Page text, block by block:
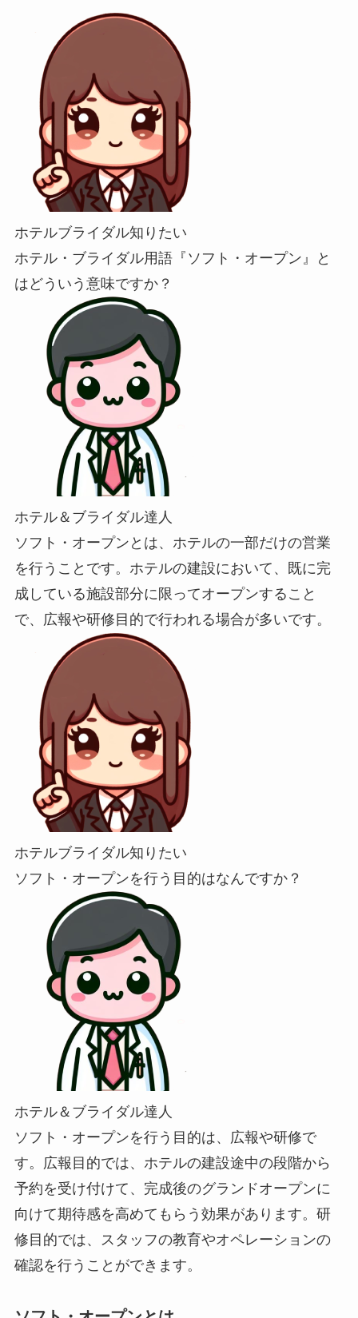
ホテルブライダル知りたい
ホテル・ブライダル用語『ソフト・オープン』と
はどういう意味ですか？
ホテル＆ブライダル達人
ソフト・オープンとは、ホテルの一部だけの営業
を行うことです。ホテルの建設において、既に完
成している施設部分に限ってオープンすること
で、広報や研修目的で行われる場合が多いです。
ホテルブライダル知りたい
ソフト・オープンを行う目的はなんですか？
ホテル＆ブライダル達人
ソフト・オープンを行う目的は、広報や研修で
す。広報目的では、ホテルの建設途中の段階から
予約を受け付けて、完成後のグランドオープンに
向けて期待感を高めてもらう効果があります。研
修目的では、スタッフの教育やオペレーションの
確認を行うことができます。